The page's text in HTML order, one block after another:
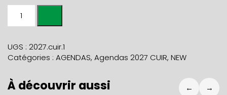
HEBDOMADAIRE
2027
CUIR
UGS : 2027.cuir.1
Catégories : AGENDAS, Agendas 2027 CUIR, NEW
À découvrir aussi ← →